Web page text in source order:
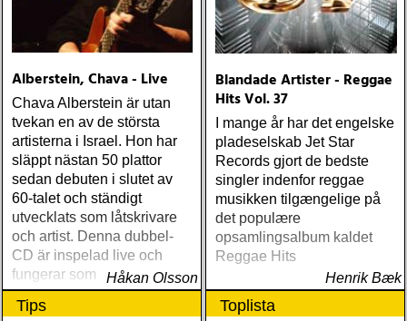
Alberstein, Chava - Live
Chava Alberstein är utan
tvekan en av de största
artisterna i Israel. Hon har
släppt nästan 50 plattor
sedan debuten i slutet av
60-talet och ständigt
utvecklats som låtskrivare
och artist. Denna dubbel-
CD är inspelad live och
fungerar som en utmärkt
introduktion till denna
världsartist.
Håkan Olsson
Blandade Artister - Reggae
Hits Vol. 37
I mange år har det engelske
pladeselskab Jet Star
Records gjort de bedste
singler indenfor reggae
musikken tilgængelige på
det populære
opsamlingsalbum kaldet
Reggae Hits
Henrik Bæk
Tips Toplista